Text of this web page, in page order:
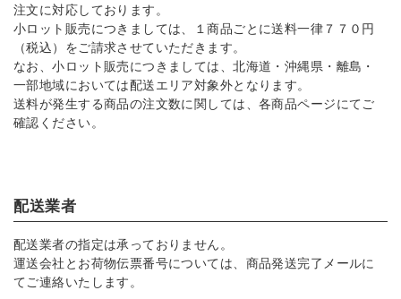
注文に対応しております。
小ロット販売につきましては、１商品ごとに送料一律７７０円
（税込）をご請求させていただきます。
なお、小ロット販売につきましては、北海道・沖縄県・離島・
一部地域においては配送エリア対象外となります。
送料が発生する商品の注文数に関しては、各商品ページにてご
確認ください。
配送業者
配送業者の指定は承っておりません。
運送会社とお荷物伝票番号については、商品発送完了メールに
てご連絡いたします。